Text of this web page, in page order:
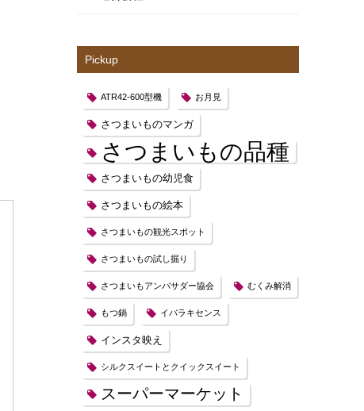
Pickup
ATR42-600型機 お月見
さつまいものマンガ
さつまいもの品種
さつまいもの幼児食
さつまいもの絵本
さつまいもの観光スポット
さつまいもの試し掘り
さつまいもアンバサダー協会 むくみ解消
もつ鍋 イバラキセンス
インスタ映え
シルクスイートとクイックスイート
スーパーマーケット